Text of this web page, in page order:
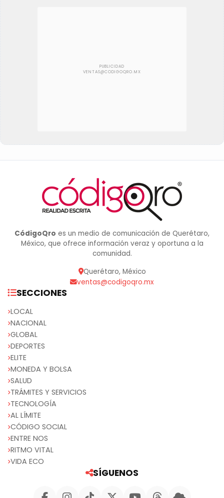
CódigoQro es un medio de comunicación de Querétaro,
México, que ofrece información veraz y oportuna a la
comunidad.
Querétaro, México
ventas@codigoqro.mx
SECCIONES
LOCAL
NACIONAL
GLOBAL
DEPORTES
ELITE
MONEDA Y BOLSA
SALUD
TRÁMITES Y SERVICIOS
TECNOLOGÍA
AL LÍMITE
CÓDIGO SOCIAL
ENTRE NOS
RITMO VITAL
VIDA ECO
SÍGUENOS